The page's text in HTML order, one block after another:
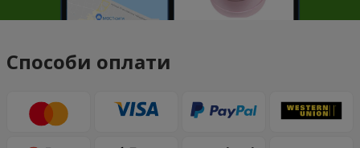
Способи оплати